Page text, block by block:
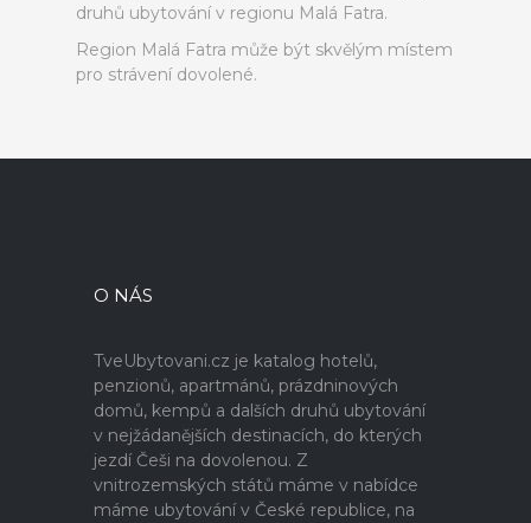
druhů ubytování v regionu Malá Fatra.
Region Malá Fatra může být skvělým místem
pro strávení dovolené.
O NÁS
TveUbytovani.cz je katalog hotelů,
penzionů, apartmánů, prázdninových
domů, kempů a dalších druhů ubytování
v nejžádanějších destinacích, do kterých
jezdí Češi na dovolenou. Z
vnitrozemských států máme v nabídce
máme ubytování v České republice, na